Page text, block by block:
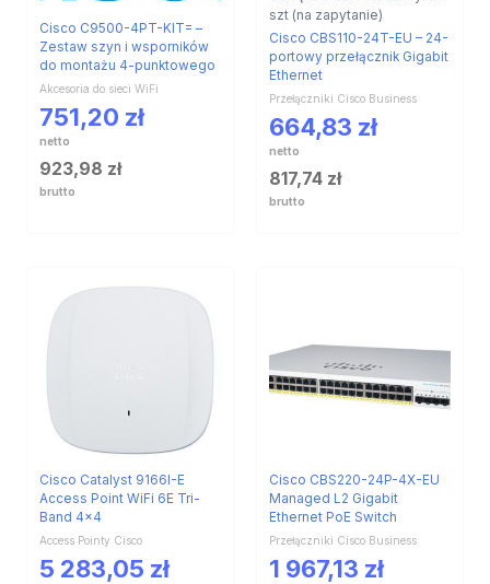
Cisco C9500-4PT-KIT= –
Zestaw szyn i wsporników
do montażu 4-punktowego
Akcesoria do sieci WiFi
751,20 zł
netto
923,98 zł
brutto
szt (na zapytanie)
Cisco CBS110-24T-EU – 24-
portowy przełącznik Gigabit
Ethernet
Przełączniki Cisco Business
664,83 zł
netto
817,74 zł
brutto
Cisco Catalyst 9166I-E
Access Point WiFi 6E Tri-
Band 4×4
Access Pointy Cisco
5 283,05 zł
Cisco CBS220-24P-4X-EU
Managed L2 Gigabit
Ethernet PoE Switch
Przełączniki Cisco Business
1 967,13 zł